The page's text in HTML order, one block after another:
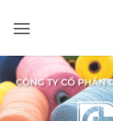
qua
dung